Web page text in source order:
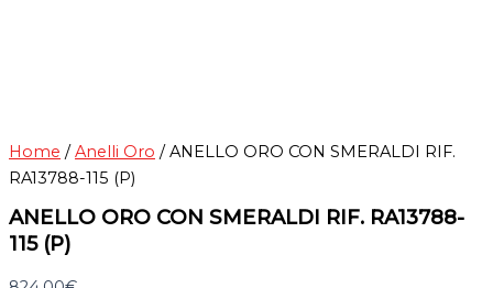
Home /Anelli Oro / ANELLO ORO CON SMERALDI RIF.
RA13788-115 (P)
ANELLO ORO CON SMERALDI RIF. RA13788-
115 (P)